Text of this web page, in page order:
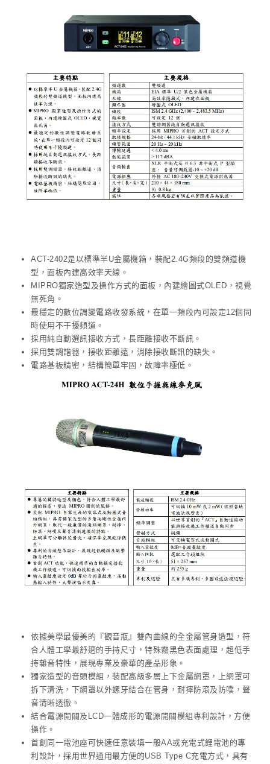
ACT-2402是以標準半U金屬機箱，裝配2.4G頻段的雙頻道機
型，面板內建高效率天線。
MIPRO獨家造型及操作方式的面板，內建繪圖式OLED，視覺
無死角。
最穩定的數位調變電路收發系統，在單一頻段內可設定12個同
時使用不干擾頻道。
採用純自動選訊接收方式，長距離接收不斷訊。
採用雙調諧器，接收距離遠，消除接收斷訊的缺失。
電路基板精密，結構簡單牢固，故障率極低。
依據美學最優美的『觀音瓶』雙內曲線的全金屬管身造型，符
合人體工學最舒適的手持尺寸，特殊霧黑色表面處理，超低手
持雜音特性，展現專業及豪華的產品形象。
獨家造型的音頭模組，裝配高級多層上下金屬網罩，上網罩可
拆下清洗，下網罩以外螺牙結合在管身，耐摔防滾及防噗，聲
音清晰透徹。
結合電源開關及LCD一體成形的電源開關模組專利設計，方便
操作。
首創同一電池座可快速任意裝填一般AA或充電式鋰電池的專
利設計，採用世界通用最方便的USB Type C充電方式，具有